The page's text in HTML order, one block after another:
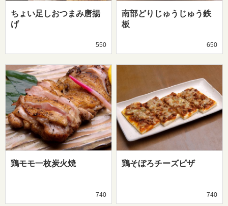
ちょい足しおつまみ唐揚
げ
550
南部どりじゅうじゅう鉄
板
650
鶏モモ一枚炭火焼
740
鶏そぼろチーズピザ
740